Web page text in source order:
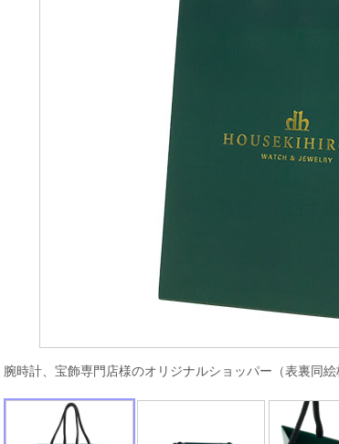
腕時計、宝飾専門店様のオリジナルショッパー（表裏同絵